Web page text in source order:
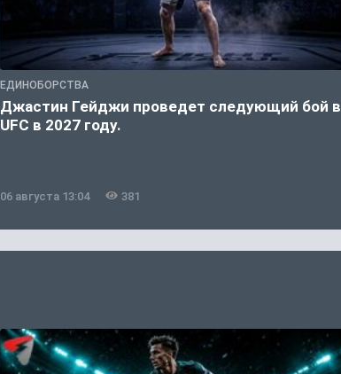
ЕДИНОБОРСТВА
Джастин Гейджи проведет следующий бой в
UFC в 2027 году.
06 августа 13:04 381